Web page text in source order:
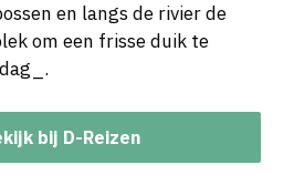
en langs de rivier de
om een frisse duik te
bij D-Reizen